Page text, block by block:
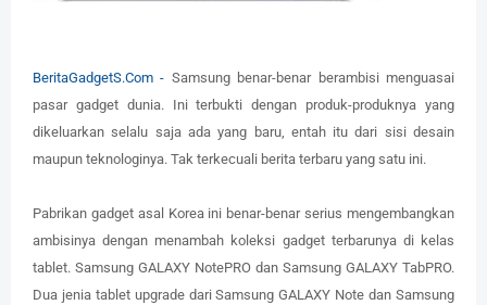
BeritaGadgetS.Com - Samsung benar-benar berambisi menguasai
pasar gadget dunia. Ini terbukti dengan produk-produknya yang
dikeluarkan selalu saja ada yang baru, entah itu dari sisi desain
maupun teknologinya. Tak terkecuali berita terbaru yang satu ini.
Pabrikan gadget asal Korea ini benar-benar serius mengembangkan
ambisinya dengan menambah koleksi gadget terbarunya di kelas
tablet. Samsung GALAXY NotePRO dan Samsung GALAXY TabPRO.
Dua jenia tablet upgrade dari Samsung GALAXY Note dan Samsung